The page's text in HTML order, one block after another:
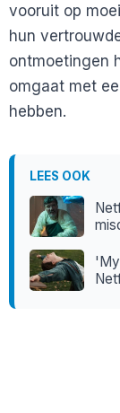
vooruit op
hun
ontmoetingen
omgaat met
hebben.
LEES OOK